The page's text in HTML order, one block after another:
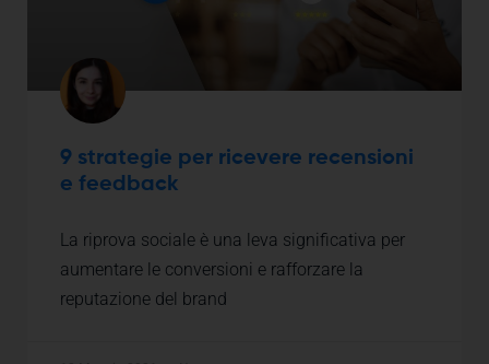
9 strategie per ricevere recensioni
e feedback
La riprova sociale è una leva significativa per
aumentare le conversioni e rafforzare la
reputazione del brand